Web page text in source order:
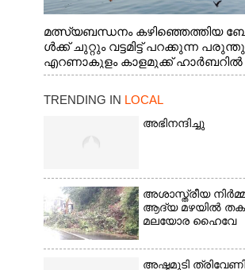
മത്സ്യബന്ധനം കഴിഞ്ഞെത്തിയ
ൾക്ക് ചുറ്റും വട്ടമിട്ട് പറക്കുന്ന
എറണാകുളം കാളമുക്ക് ഹാർബറിൽ
ള്ള കാഴ്ച
TRENDING IN LOCAL
അഭിനന്ദിച്ചു
അശാസ്ത്രീയ
ആദ്യ മഴയിൽ
മലയോര ഹൈവേ
അഷ്ടമുടി ത്രിവേണി